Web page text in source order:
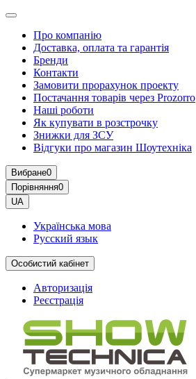
Про компанію
Доставка, оплата та гарантія
Бренди
Контакти
Замовити прорахунок проекту
Постачання товарів через Prozorro
Наші роботи
Як купувати в розстрочку
Знижки для ЗСУ
Відгуки про магазин Шоутехнiка
Вибране0
Порівняння0
UA
Українська мова
Русский язык
Особистий кабінет
Авторизація
Реєстрація